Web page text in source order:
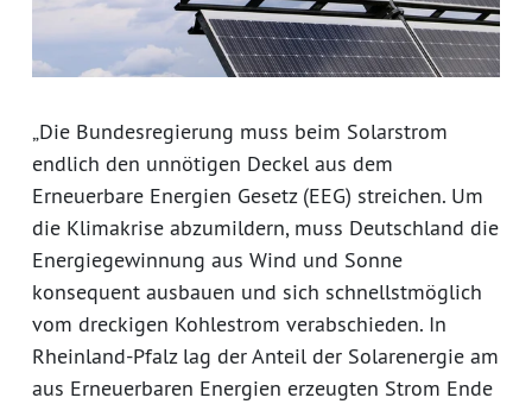
„Die Bundesregierung muss beim Solarstrom
endlich den unnötigen Deckel aus dem
Erneuerbare Energien Gesetz (EEG) streichen. Um
die Klimakrise abzumildern, muss Deutschland die
Energiegewinnung aus Wind und Sonne
konsequent ausbauen und sich schnellstmöglich
vom dreckigen Kohlestrom verabschieden. In
Rheinland-Pfalz lag der Anteil der Solarenergie am
aus Erneuerbaren Energien erzeugten Strom Ende